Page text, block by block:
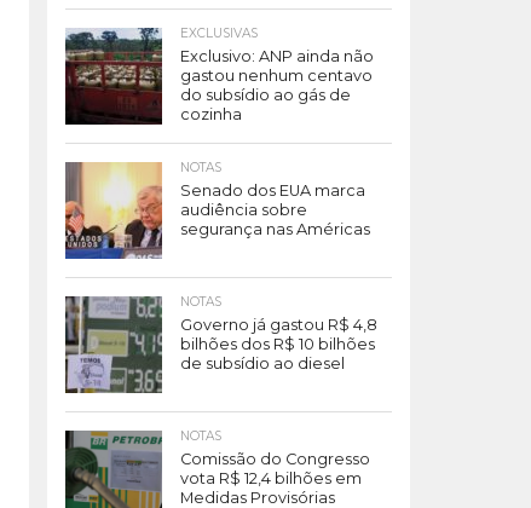
EXCLUSIVAS
Exclusivo: ANP ainda não
gastou nenhum centavo
do subsídio ao gás de
cozinha
NOTAS
Senado dos EUA marca
audiência sobre
segurança nas Américas
NOTAS
Governo já gastou R$ 4,8
bilhões dos R$ 10 bilhões
de subsídio ao diesel
NOTAS
Comissão do Congresso
vota R$ 12,4 bilhões em
Medidas Provisórias